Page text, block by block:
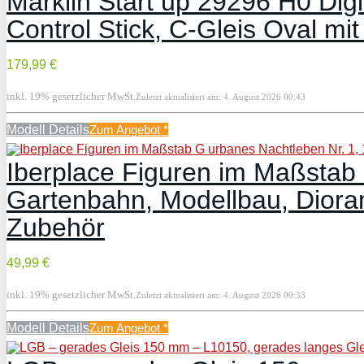
Control Stick, C-Gleis Oval
179,99 €
inkl. 19% gesetzlicher MwSt. Zuletzt aktualisiert am: 4. August 2026 00:43
Modell DetailsZum Angebot *
Iberplace Figuren im
Gartenbahn, Modellbau,
Zubehör
49,99 €
inkl. 19% gesetzlicher MwSt. Zuletzt aktualisiert am: 4. August 2026 00:33
Modell DetailsZum Angebot *